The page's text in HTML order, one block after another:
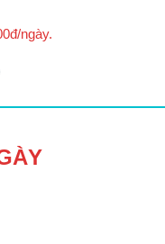
ngày.